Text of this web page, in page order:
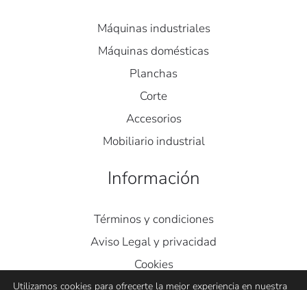
Máquinas industriales
Máquinas domésticas
Planchas
Corte
Accesorios
Mobiliario industrial
Información
Términos y condiciones
Aviso Legal y privacidad
Cookies
Utilizamos cookies para ofrecerte la mejor experiencia en nuestra